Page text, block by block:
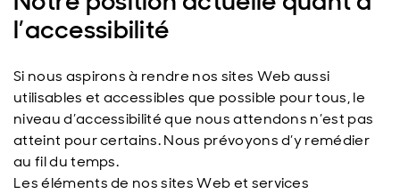
l’accessibilité
Si nous aspirons à rendre nos sites Web aussi
utilisables et accessibles que possible pour tous, le
niveau d’accessibilité que nous attendons n’est pas
atteint pour certains. Nous prévoyons d’y remédier
au fil du temps.
Les éléments de nos sites Web et services